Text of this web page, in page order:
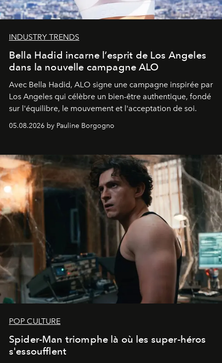
INDUSTRY TRENDS
Bella Hadid incarne l’esprit de Los Angeles
dans la nouvelle campagne ALO
Avec Bella Hadid, ALO signe une campagne inspirée par
Los Angeles qui célèbre un bien-être authentique, fondé
sur l'équilibre, le mouvement et l'acceptation de soi.
05.08.2026 by Pauline Borgogno
POP CULTURE
Spider-Man triomphe là où les super-héros
s'essoufflent